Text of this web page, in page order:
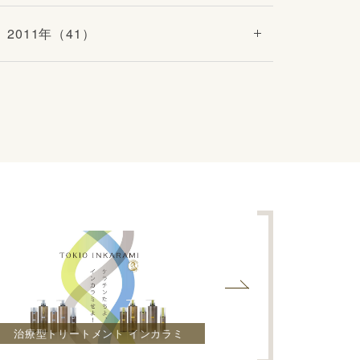
2011年（41）
治療型トリートメント インカラミ